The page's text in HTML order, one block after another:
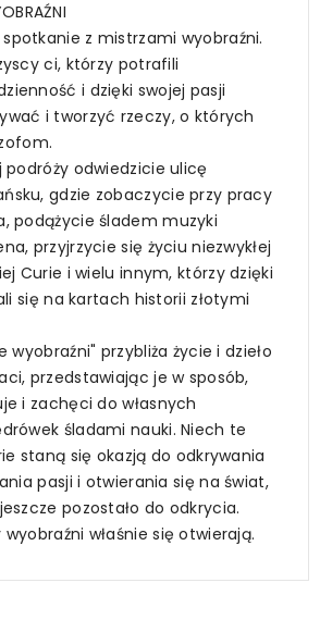
z mistrzami wyobraźni.
ci, którzy potrafili
i dzięki swojej pasji
i tworzyć rzeczy, o których
podróży odwiedzicie ulicę
gdzie zobaczycie przy pracy
podążycie śladem muzyki
przyjrzycie się życiu niezwykłej
Curie i wielu innym, którzy dzięki
się na kartach historii złotymi
wyobraźni" przybliża życie i dzieło
przedstawiając je w sposób,
i zachęci do własnych
śladami nauki. Niech te
staną się okazją do odkrywania
pasji i otwierania się na świat,
pozostało do odkrycia.
właśnie się otwierają.